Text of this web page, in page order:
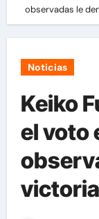
observadas le
Noticias
Keiko
el voto
victoria